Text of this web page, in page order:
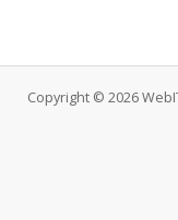
Copyright © 2026